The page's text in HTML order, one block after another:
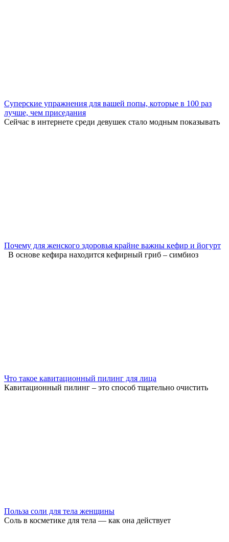
Суперские упражнения для вашей попы, которые в 100 раз
лучше, чем приседания
Сейчас в интернете среди девушек стало модным показывать
Почему для женского здоровья крайне важны кефир и йогурт
В основе кефира находится кефирный гриб – симбиоз
Что такое кавитационный пилинг для лица
Кавитационный пилинг – это способ тщательно очистить
Польза соли для тела женщины
Соль в косметике для тела — как она действует